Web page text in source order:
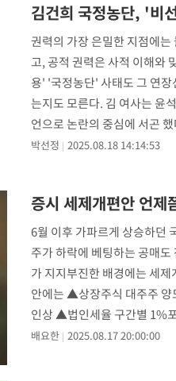
성근, 항소심도 징역 3년
봐주기 감사' 유병호 구속기소
파, 4053명 발생 1850명 사망
김건희 국정농단, '비
권력의 가장 은밀한 지점에
고, 공적 권력은 사적 이해와
용' '국정농단' 사태도 그 연
는지도 모른다. 김 여사는 윤
언으로 논란의 중심에 서곤
열에게는 기
박선정 2025.08.18 14:14:53
증시 세제개편안 언
6월 이후 가파르게 상승하던
주가 하락에 베팅하는 공매
가 지지부진한 배경에는 세
안에는 ▲상장주식 대주주
인상 ▲법인세율 구간별 1%
발표 다
배요한 2025.08.17 20:00:00